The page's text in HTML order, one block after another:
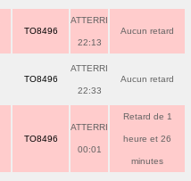
TO8496
ATTERRI
22:13
Aucun retard
TO8496
ATTERRI
22:33
Aucun retard
TO8496
ATTERRI
00:01
Retard de 1
heure et 26
minutes